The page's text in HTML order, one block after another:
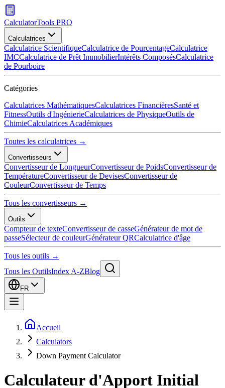
CalculatorTools PRO
Calculatrices
Calculatrice ScientifiqueCalculatrice de PourcentageCalculatrice
IMCCalculatrice de Prêt ImmobilierIntérêts ComposésCalculatrice
de Pourboire
Catégories
Calculatrices MathématiquesCalculatrices FinancièresSanté et
FitnessOutils d'IngénierieCalculatrices de PhysiqueOutils de
ChimieCalculatrices Académiques
Toutes les calculatrices →
Convertisseurs
Convertisseur de LongueurConvertisseur de PoidsConvertisseur de
TempératureConvertisseur de DevisesConvertisseur de
CouleurConvertisseur de Temps
Tous les convertisseurs →
Outils
Compteur de texteConvertisseur de casseGénérateur de mot de
passeSélecteur de couleurGénérateur QRCalculatrice d'âge
Tous les outils →
Tous les OutilsIndex A-ZBlog
FR
Accueil
Calculators
Down Payment Calculator
Calculateur d'Apport Initial